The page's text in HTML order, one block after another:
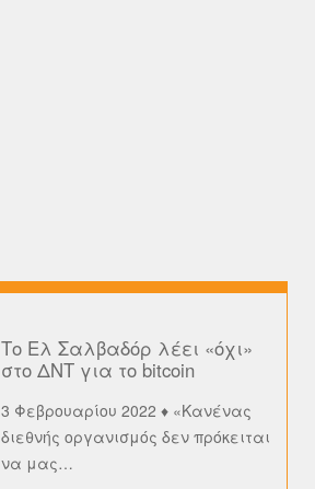
Το Ελ Σαλβαδόρ λέει «όχι»
στο ΔΝΤ για το bitcoin
3 Φεβρουαρίου 2022 ♦ «Κανένας
διεθνής οργανισμός δεν πρόκειται
να μας…